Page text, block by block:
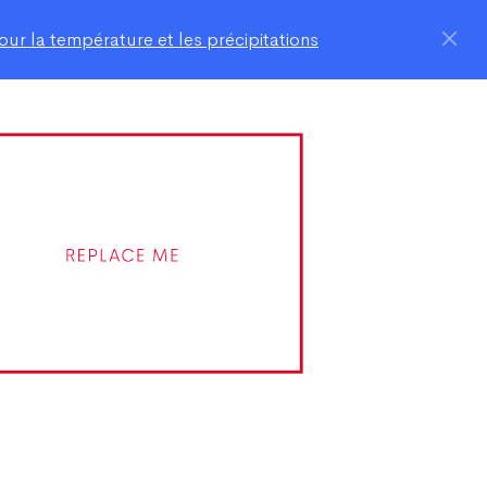
la température et les précipitations